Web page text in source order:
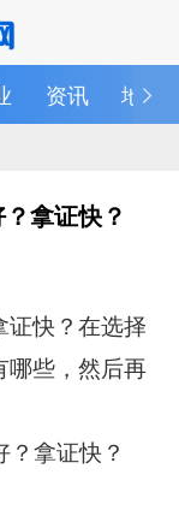
资讯 地区
拿证快？
证快？在选择
哪些，然后再